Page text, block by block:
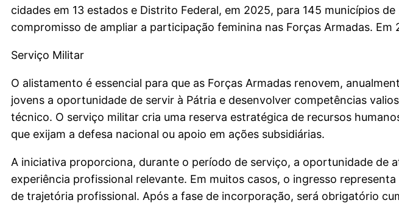
cidades em 13 estados e Distrito Federal, em 2025, para 145 municípios
compromisso de ampliar a participação feminina nas Forças Armadas. Em
Serviço Militar
O alistamento é essencial para que as Forças Armadas renovem,
jovens a oportunidade de servir à Pátria e desenvolver competências
técnico. O serviço militar cria uma reserva estratégica de recursos
que exijam a defesa nacional ou apoio em ações subsidiárias.
A iniciativa proporciona, durante o período de serviço, a oportunidade de
experiência profissional relevante. Em muitos casos, o ingresso
de trajetória profissional. Após a fase de incorporação, será obrigatório